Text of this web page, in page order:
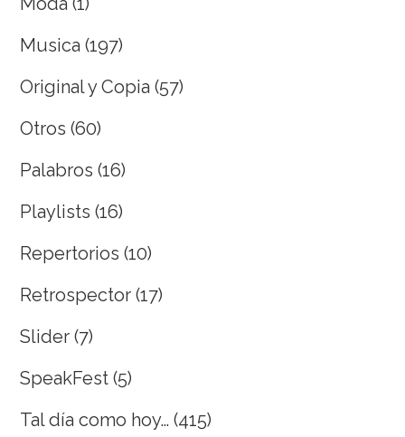
Musica (197)
Original y Copia (57)
Otros (60)
Palabros (16)
Playlists (16)
Repertorios (10)
Retrospector (17)
Slider (7)
SpeakFest (5)
Tal día como hoy… (415)